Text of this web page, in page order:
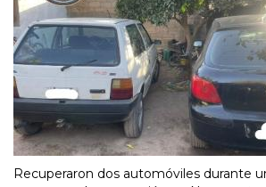
Recuperaron dos automóviles durante